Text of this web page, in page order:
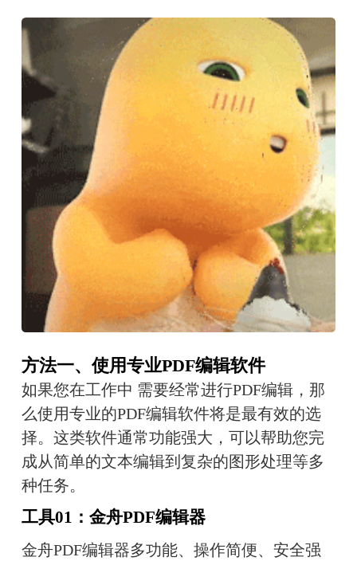
方法一、使用专业PDF编辑软件
如果您在工作中 需要经常进行PDF编辑，那
么使用专业的PDF编辑软件将是最有效的选
择。这类软件通常功能强大，可以帮助您完
成从简单的文本编辑到复杂的图形处理等多
种任务。
工具01：金舟PDF编辑器
金舟PDF编辑器多功能、操作简便、安全强